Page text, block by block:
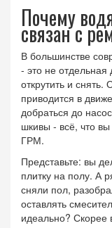
Почему
связан с
В большинстве
- это не
открутить и снять.
приводится в
добраться до
шкивы - всё, что
ГРМ.
Представьте: вы
плитку на полу. А
сняли пол,
оставлять
идеально? Скорее